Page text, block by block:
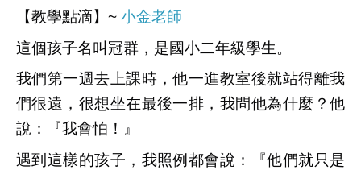
【教學點滴】~ 小金老師
這個孩子名叫冠群，是國小二年級學生。
我們第一週去上課時，他一進教室後就站得離我
們很遠，很想坐在最後一排，我問他為什麼？他
說：『我會怕！』
遇到這樣的孩子，我照例都會說：『他們就只是